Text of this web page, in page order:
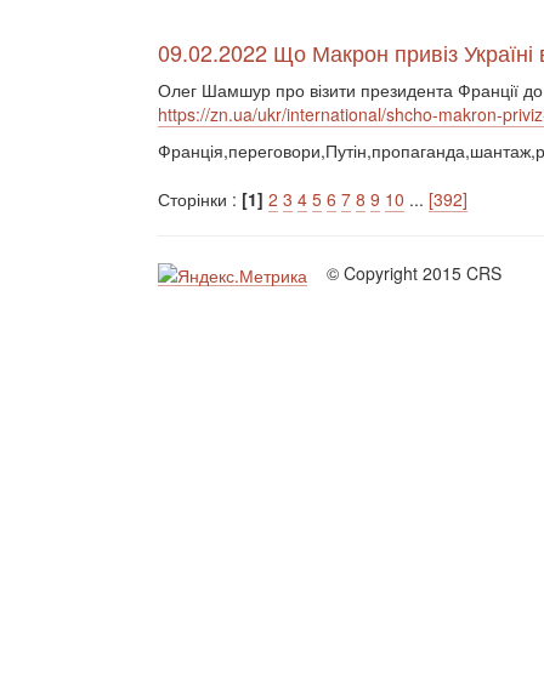
09.02.2022 Що Макрон привіз Україні
Олег Шамшур про візити президента Франції
https://zn.ua/ukr/international/shcho-makron-
Сторінки : [1] 2 3 4 5 6 7 8 9 10 ... [392]
© Copyright 2015 CRS